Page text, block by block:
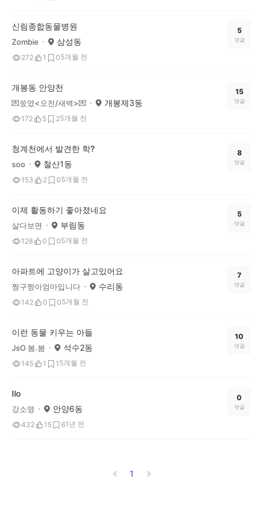
신림종합동물병원
Zombie 삼성동
272 1 05개월 전
5
댓글
개봉동 안양천
💌쑸였<오전/새벽>💌 개봉제3동
172 5 25개월 전
15
댓글
청계천에서 발견한 학?
soo 철산1동
153 2 05개월 전
8
댓글
이제 활동하기 좋아졌네요
살다보면 부림동
128 0 05개월 전
5
댓글
아파트에 고양이가 살고있어요
짱구짱아엄마입니다 수리동
142 0 05개월 전
7
댓글
이런 동물 키우는 아들
JsO 봄.봄 석수2동
145 1 1 5개월 전
10
댓글
Ilo
강소영 안양6동
432 15 61년 전
0
댓글
1